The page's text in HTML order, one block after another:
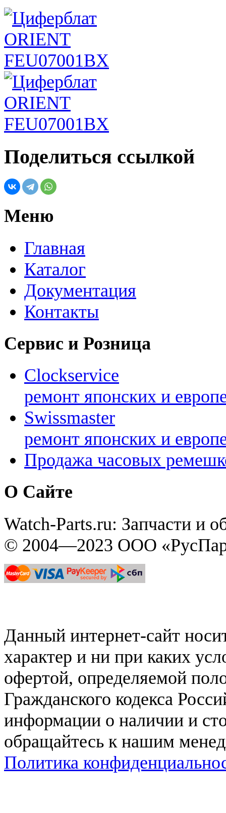
Поделиться ссылкой
Меню
Главная
Каталог
Документация
Контакты
Сервис и Розница
Clockservice
ремонт японских и
Swissmaster
ремонт японских и
Продажа часовых
О Сайте
Watch-Parts.ru: Запчасти и
© 2004—2023 ООО
Данный интернет-сайт
характер и ни при каких
офертой, определяемой
Гражданского кодекса
информации о наличии и
обращайтесь к нашим
Политика